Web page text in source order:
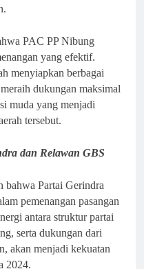
PAC PP Nibung
yang efektif.
menyiapkan berbagai
dukungan maksimal
muda yang menjadi
tersebut.
dan Relawan GBS
bahwa Partai Gerindra
pemenangan pasangan
antara struktur partai
serta dukungan dari
akan menjadi kekuatan
2024.